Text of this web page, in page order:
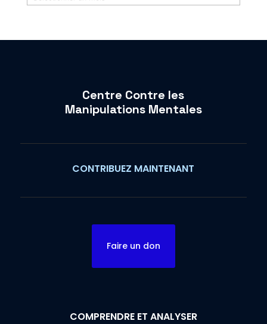
Centre Contre les
Manipulations Mentales
CONTRIBUEZ MAINTENANT
Faire un don
COMPRENDRE ET ANALYSER